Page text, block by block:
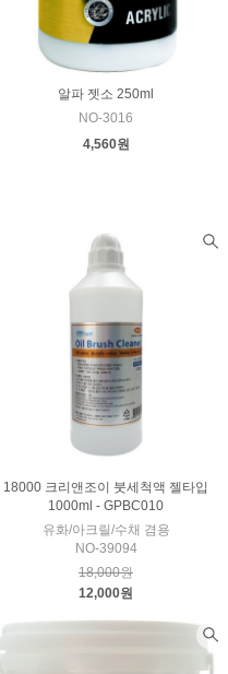
알파 젯소 250ml
NO-3016
4,560원
18000 크리앤조이 붓세척액 젤타입
1000ml - GPBC010
유화/아크릴/수채 겸용
NO-39094
18,000원
12,000원